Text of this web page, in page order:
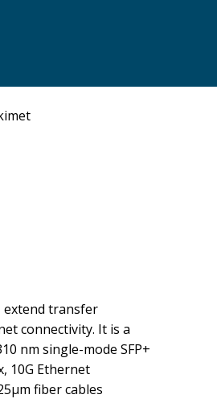
extend transfer
connectivity. It is a
nm single-mode SFP+
10G Ethernet
fiber cables